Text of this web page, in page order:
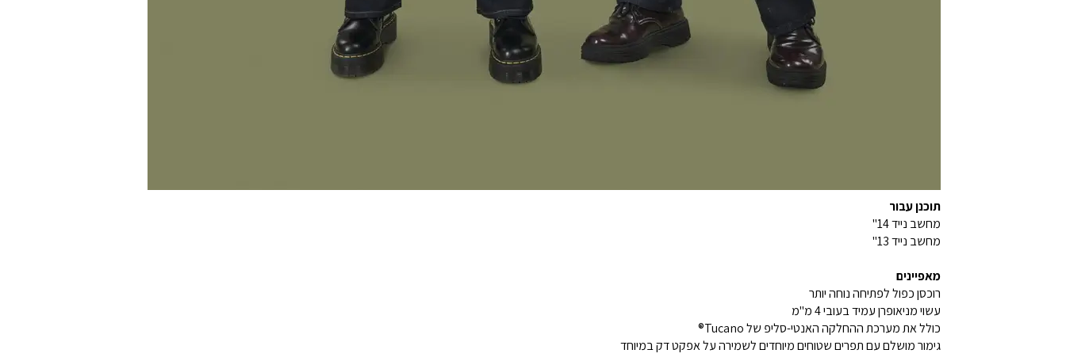
תוכנן עבור
מחשב נייד 14"
מחשב נייד 13"
מאפיינים
רוכסן כפול לפתיחה נוחה יותר
עשוי מניאופרן עמיד בעובי 4 מ"מ
כולל את מערכת ההחלקה האנטי-סליפ של Tucano®
גימור מושלם עם תפרים שטוחים מיוחדים לשמירה על אפקט דק במיוחד